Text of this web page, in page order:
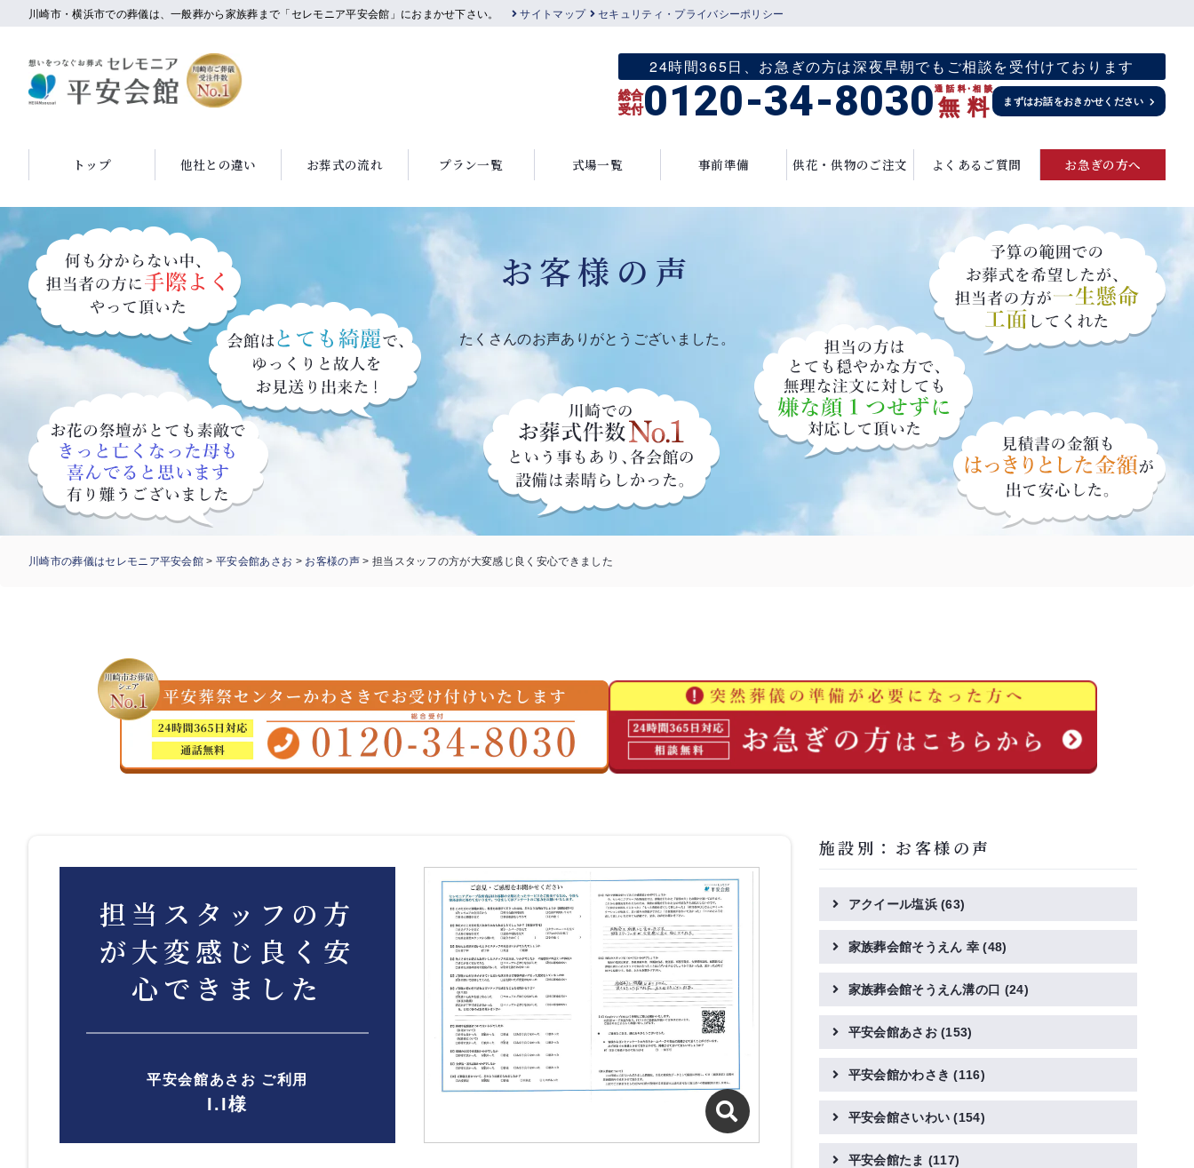
川崎市・横浜市での葬儀は、一般葬から家族葬まで「セレモニア平安会館」におまかせ下さい。 サイトマップ セキュリティ・プライバシーポリシー
24時間365日、お急ぎの方は深夜早朝でもご相談を受付けております
総合
受付0120-34-8030通話料・相談
無 料 まずはお話をおきかせください
トップ 他社との違い お葬式の流れ プラン一覧 式場一覧 事前準備 供花・供物のご注文 よくあるご質問 お急ぎの方へ
お客様の声
たくさんのお声ありがとうございました。
川崎市の葬儀はセレモニア平安会館 >平安会館あさお > お客様の声> 担当スタッフの方が大変感じ良く安心できました
担当スタッフの方
が大変感じ良く安
心できました
平安会館あさお ご利用
I.I様
施設別：お客様の声
アクイール塩浜(63)
家族葬会館そうえん 幸(48)
家族葬会館そうえん溝の口 (24)
平安会館あさお(153)
平安会館かわさき(116)
平安会館さいわい(154)
平安会館たま (117)